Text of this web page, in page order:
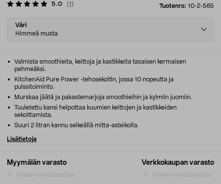
Tuotenro: 10-2-565
5.0 (1 )
Select
variant
Väri
Himmeä musta
Myymälän varasto
Hakee varastosaldoa...
Verkkokaupan varasto
Hakee varastosaldoa...
Valmista smoothieita, keittoja ja kastikkeita tasaisen kermaisen
pehmeäksi.
KitchenAid Pure Power -tehosekoitin, jossa 10 nopeutta ja
pulssitoiminto.
Murskaa jäätä ja pakastemarjoja smoothieihin ja kylmiin juomiin.
Tuuletettu kansi helpottaa kuumien keittojen ja kastikkeiden
sekoittamista.
Suuri 2 litran kannu selkeällä mitta-asteikolla.
Lisätietoja